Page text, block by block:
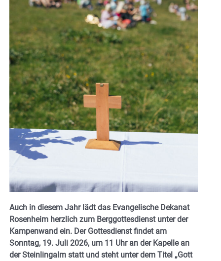
Auch in diesem Jahr lädt das Evangelische Dekanat
Rosenheim herzlich zum Berggottesdienst unter der
Kampenwand ein. Der Gottesdienst findet am
Sonntag, 19. Juli 2026, um 11 Uhr an der Kapelle an
der Steinlingalm statt und steht unter dem Titel „Gott